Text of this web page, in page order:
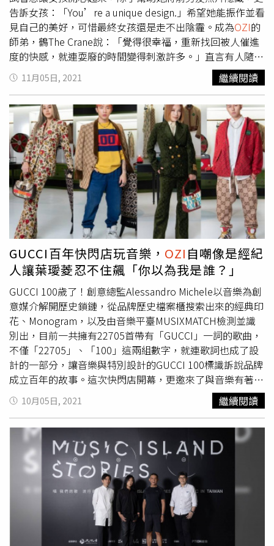
告訴女孩：「You’re a unique design.」希望她能振作並看
見自己的美好，可惜最終女孩還是走不出陰霾。成為OZI的
師弟，鶴The Crane說：「覺得很幸福，重新找回被人催進
度的快感，就連耍廢的時間變得刺激許多。」直言有人隨時
提醒他上緊發條的感覺很美好。提到新歌〈Unique
Design〉，他希望能夠透過自己的作品，鼓舞每個在日常感
到沮喪的人，卻又表示：「這首歌如果放給真正難過的人
聽，肯定一點幫助也沒有。」大展自帶諷刺的幽默感。鶴
The Crane透露新歌〈Unique Design〉是一首描述當意志消
沉時，儘管再怎麼對自己精神喊話，又或是身邊的人想盡辦
法激勵你時，那些看似充滿力量的話語就算在當下無法起太
大的作用，但只要有意願說出口，且試著關心身邊的人，都
是很好的正向循環。鶴The Crane今年成為OZI的師弟。
（圖／新樂園Forbidden Paradise提供）
11月05日, 2021 繼續閱讀
GUCCI百年快閃店玩音樂， OZI 自嘲像是經紀
人讓葉璦菱忍不住飆「你以為我是誰？」
GUCCI 100歲了！創意總監Alessandro Michele以音樂為創
意媒介解開歷史鎖鏈，從品牌歷史檔案櫃搜索出來的經典印
花、Monogram，以及由音樂平臺MUSIXMATCH檢測並識
別出，目前一共擁有22705首帶有「GUCCI」一詞的歌曲，
不僅「22705」、「100」這兩組數字，就連歌詞也成了設
計的一部分，讓音樂與特別設計的GUCCI 100標識訴說品牌
成立百年的故事。這次快閃店開幕，更邀來了與音樂有著
「深刻連結」的
、葉璦菱、金曲歌王蛋堡與蔡詩芸站
台，其中OZI、葉璦菱母子更是首度一起參與品牌活動。
（圖／品牌提供）以雛菊黃色針織衫搭配寶藍色寬褲、
Monogram皮領西裝外套，淺粉橘髮色的OZI 自爆今天心情
有點像「經紀人」，因為首度跟媽媽葉璦菱一同站台時尚活
動，不僅事前先Run過一遍流程，更忍不住擔心問媽媽「這
些問題有辦法回答嗎？」惹得歌手大前輩葉璦菱顧不得形
象，以「你以為我是誰！？」一秒回嗆兒子。（圖／品牌提
供）疫情後首度參與活動的蔡詩芸，更是大膽挑戰平常很少
接觸的「花朵」圖案，在西裝褲裝上印滿GUCCI經典的花朵
印花，再搭上手提竹節包，讓她驚呼：「沒想到蠻適合
10月05日, 2021 繼續閱讀